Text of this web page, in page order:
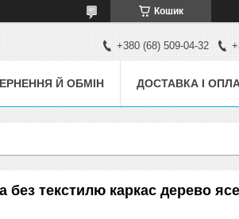
Кошик
+380 (68) 509-04-32
Й ОБМІН ДОСТАВКА І
текстилю каркас дерево